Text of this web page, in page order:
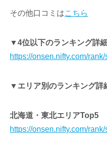
その他口コミはこちら
▼4位以下のランキング詳
https://onsen.nifty.com/
▼エリア別のランキング詳
北海道・東北エリアTop5
https://onsen.nifty.com/